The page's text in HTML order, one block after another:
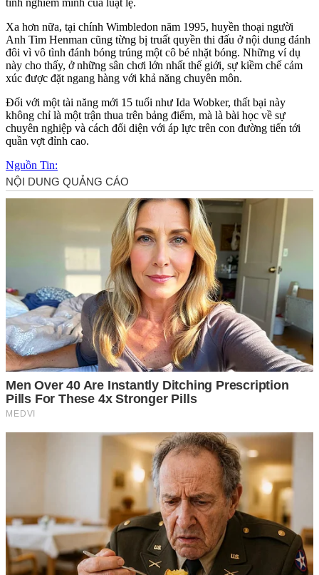
Xa hơn nữa, tại chính Wimbledon năm 1995, huyền thoại người
Anh Tim Henman cũng từng bị truất quyền thi đấu ở nội dung đánh
đôi vì vô tình đánh bóng trúng một cô bé nhặt bóng. Những ví dụ
này cho thấy, ở những sân chơi lớn nhất thế giới, sự kiềm chế cảm
xúc được đặt ngang hàng với khả năng chuyên môn.
Đối với một tài năng mới 15 tuổi như Ida Wobker, thất bại này
không chỉ là một trận thua trên bảng điểm, mà là bài học về sự
chuyên nghiệp và cách đối diện với áp lực trên con đường tiến tới
quần vợt đỉnh cao.
Nguồn Tin: